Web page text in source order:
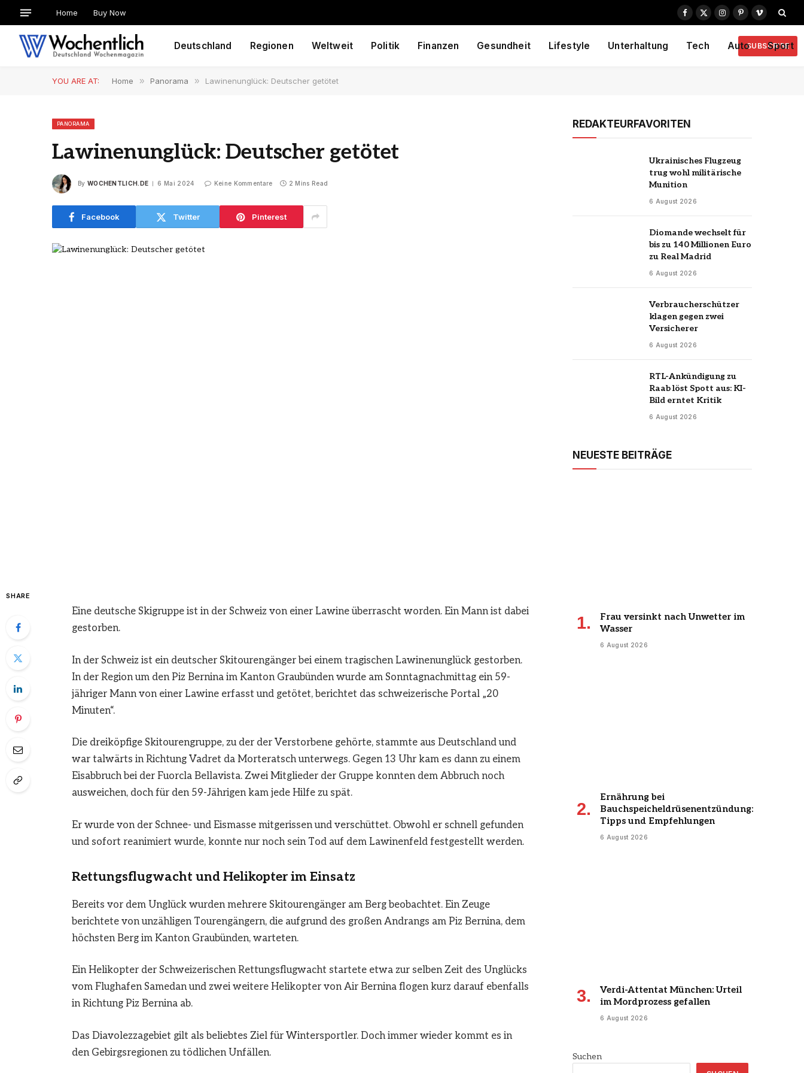
Home Buy Now
Facebook
X
Instagram
PinterestVimeo
Deutschland Regionen Weltweit Politik Finanzen Gesundheit Lifestyle Unterhaltung Tech Auto Sport
SUBSCRIBE
YOU ARE AT: Home » Panorama » Lawinenunglück: Deutscher getötet
PANORAMA
Lawinenunglück: Deutscher getötet
By WOCHENTLICH.DE 6 Mai 2024 Keine Kommentare 2 Mins Read
Facebook Twitter Pinterest
SHARE
Eine deutsche Skigruppe ist in der Schweiz von einer Lawine überrascht worden. Ein Mann ist dabei
gestorben.
In der Schweiz ist ein deutscher Skitourengänger bei einem tragischen Lawinenunglück gestorben.
In der Region um den Piz Bernina im Kanton Graubünden wurde am Sonntagnachmittag ein 59-
jähriger Mann von einer Lawine erfasst und getötet, berichtet das schweizerische Portal „20
Minuten“.
Die dreiköpfige Skitourengruppe, zu der der Verstorbene gehörte, stammte aus Deutschland und
war talwärts in Richtung Vadret da Morteratsch unterwegs. Gegen 13 Uhr kam es dann zu einem
Eisabbruch bei der Fuorcla Bellavista. Zwei Mitglieder der Gruppe konnten dem Abbruch noch
ausweichen, doch für den 59-Jährigen kam jede Hilfe zu spät.
Er wurde von der Schnee- und Eismasse mitgerissen und verschüttet. Obwohl er schnell gefunden
und sofort reanimiert wurde, konnte nur noch sein Tod auf dem Lawinenfeld festgestellt werden.
Rettungsflugwacht und Helikopter im Einsatz
Bereits vor dem Unglück wurden mehrere Skitourengänger am Berg beobachtet. Ein Zeuge
berichtete von unzähligen Tourengängern, die aufgrund des großen Andrangs am Piz Bernina, dem
höchsten Berg im Kanton Graubünden, warteten.
Ein Helikopter der Schweizerischen Rettungsflugwacht startete etwa zur selben Zeit des Unglücks
vom Flughafen Samedan und zwei weitere Helikopter von Air Bernina flogen kurz darauf ebenfalls
in Richtung Piz Bernina ab.
Das Diavolezzagebiet gilt als beliebtes Ziel für Wintersportler. Doch immer wieder kommt es in
den Gebirgsregionen zu tödlichen Unfällen.
REDAKTEURFAVORITEN
Ukrainisches Flugzeug
trug wohl militärische
Munition
6 August 2026
Diomande wechselt für
bis zu 140 Millionen Euro
zu Real Madrid
6 August 2026
Verbraucherschützer
klagen gegen zwei
Versicherer
6 August 2026
RTL-Ankündigung zu
Raab löst Spott aus: KI-
Bild erntet Kritik
6 August 2026
NEUESTE BEITRÄGE
Frau versinkt nach Unwetter im
Wasser
6 August 2026
Ernährung bei
Bauchspeicheldrüsenentzündung:
Tipps und Empfehlungen
6 August 2026
Verdi-Attentat München: Urteil
im Mordprozess gefallen
6 August 2026
Suchen